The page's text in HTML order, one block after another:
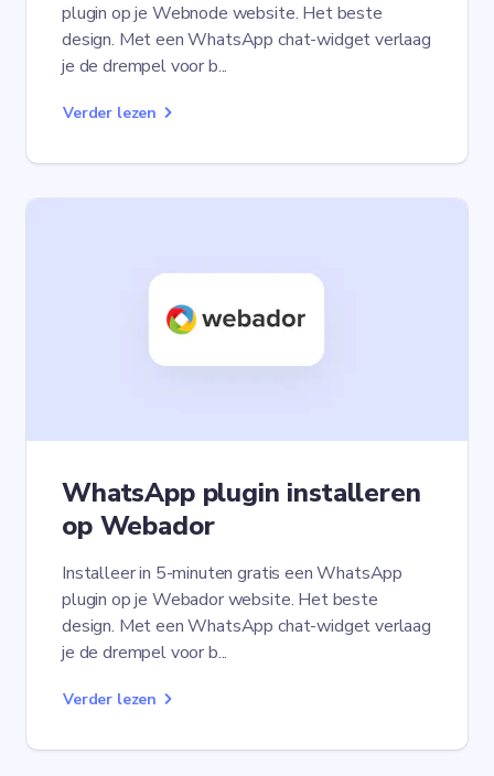
plugin op je Webnode website. Het beste
design. Met een WhatsApp chat-widget verlaag
je de drempel voor b...
Verder lezen
WhatsApp plugin installeren
op Webador
Installeer in 5-minuten gratis een WhatsApp
plugin op je Webador website. Het beste
design. Met een WhatsApp chat-widget verlaag
je de drempel voor b...
Verder lezen